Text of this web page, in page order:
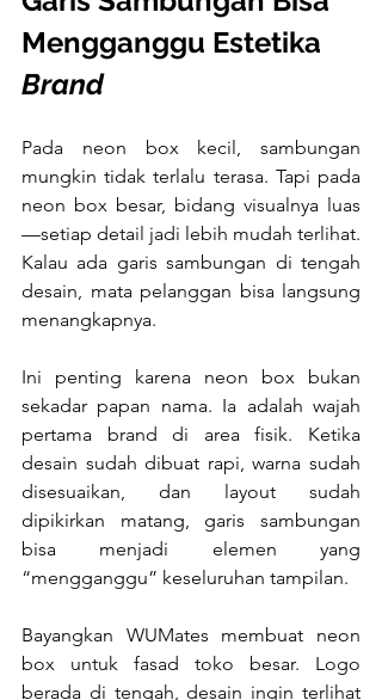
Mengganggu Estetika
Brand
Pada neon box kecil, sambungan
mungkin tidak terlalu terasa. Tapi pada
neon box besar, bidang visualnya luas
—setiap detail jadi lebih mudah terlihat.
Kalau ada garis sambungan di tengah
desain, mata pelanggan bisa langsung
menangkapnya.
Ini penting karena neon box bukan
sekadar papan nama. Ia adalah wajah
pertama brand di area fisik. Ketika
desain sudah dibuat rapi, warna sudah
disesuaikan, dan layout sudah
dipikirkan matang, garis sambungan
bisa menjadi elemen yang
“mengganggu” keseluruhan tampilan.
Bayangkan WUMates membuat neon
box untuk fasad toko besar. Logo
berada di tengah, desain ingin terlihat